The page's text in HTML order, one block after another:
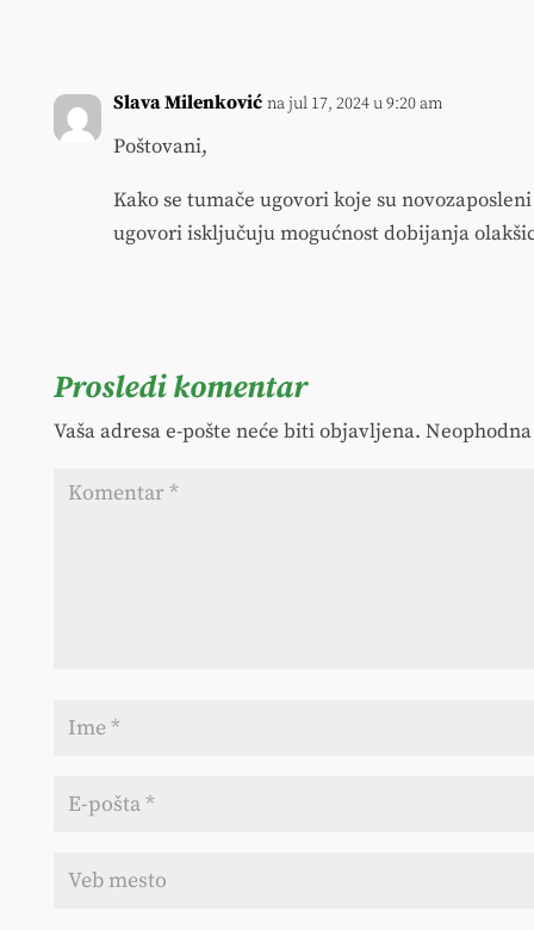
Slava Milenković na jul 17, 2024 u 9:20 am
Poštovani,
Kako se tumače ugovori koje su
ugovori isključuju mogućnost dobijanja
Prosledi komentar
Vaša adresa e-pošte neće biti objavljena.